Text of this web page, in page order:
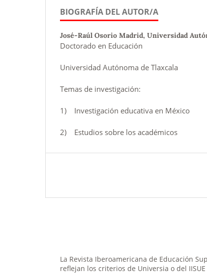
BIOGRAFÍA DEL AUTOR/A
José-Raúl Osorio Madrid, Universidad
Doctorado en Educación
Universidad Autónoma de Tlaxcala
Temas de investigación:
1) Investigación educativa en México
2) Estudios sobre los académicos
La Revista Iberoamericana de Educación
reflejan los criterios de Universia o del